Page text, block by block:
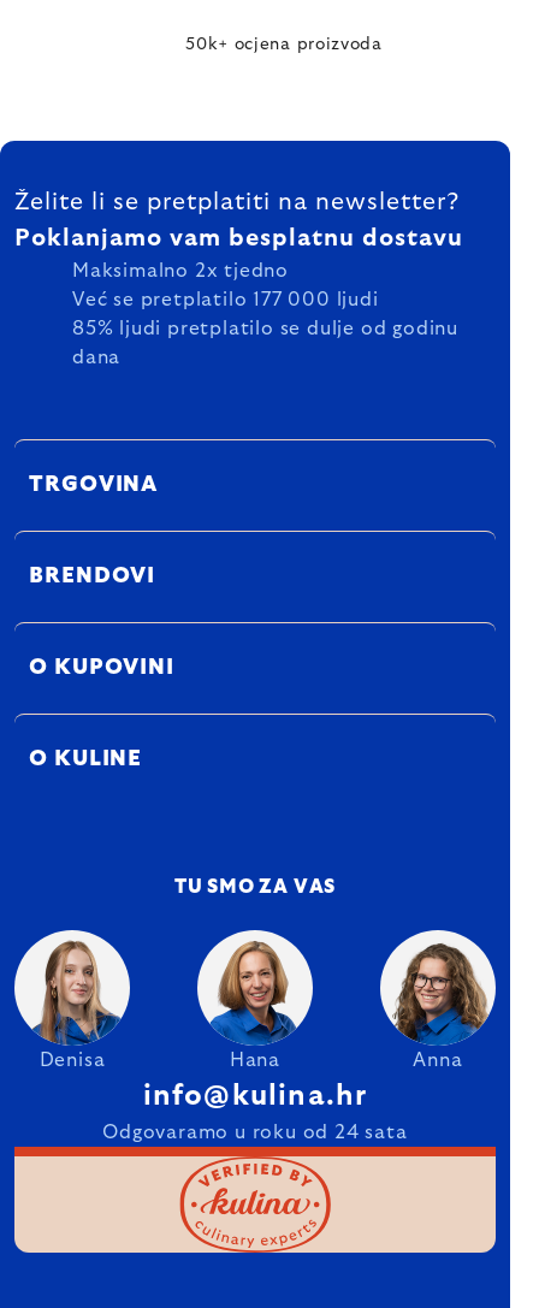
50k+ ocjena proizvoda
FOOTER
Želite li se pretplatiti na newsletter?
Poklanjamo vam besplatnu dostavu
Maksimalno 2x tjedno
Već se pretplatilo 177 000 ljudi
85% ljudi pretplatilo se dulje od godinu
dana
TRGOVINA
BRENDOVI
O KUPOVINI
O KULINE
TU SMO ZA VAS
Denisa Hana Anna
info@kulina.hr
Odgovaramo u roku od 24 sata